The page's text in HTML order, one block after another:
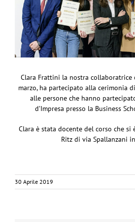
Clara Frattini la nostra collaboratrice
marzo, ha partecipato alla cerimonia
alle persone che hanno
d’Impresa presso la Business
Clara è stata docente del corso che si
Ritz di via Spallanzani
30 Aprile 2019